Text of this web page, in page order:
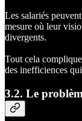
Les salariés
mesure où leur
divergents.
Tout cela
des inefficiences
3.2. Le